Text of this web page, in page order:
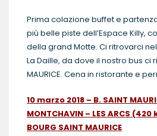
Prima colazione buffet e
più belle piste dell’Espace Killy,
della grand Motte. Ci ritrovarci
La Daille, da dove il nostro bus ci
MAURICE. Cena in ristorante e
10 marzo 2018 – B. SAINT
MONTCHAVIN – LES ARCS
BOURG SAINT MAURICE